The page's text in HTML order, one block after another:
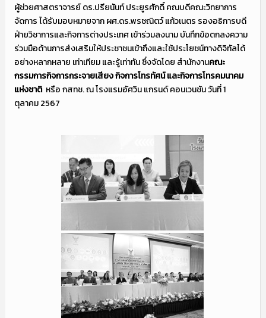
ผู้ช่วยศาสตราจารย์ ดร.ปรียนันท์ ประยูรศักดิ์ คณบดีคณะวิทยาการ
จัดการ ได้รับมอบหมายจาก ผศ.ดร.พรชณิตว์ แก้วเนตร รองอธิการบดี
ฝ่ายวิชาการและกิจการต่างประเทศ เข้าร่วมลงนาม บันทึกข้อตกลงความ
ร่วมมือด้านการส่งเสริมให้ประชาชนเข้าถึงและใช้ประโยชน์ทางดิจิทัลได้
อย่างหลากหลาย เท่าเทียม และรู้เท่าทัน ซึ่งจัดโดย สำนักงานคณะ
กรรมการกิจการกระจายเสียง กิจการโทรทัศน์ และกิจการโทรคมนาคม
แห่งชาติ หรือ กสทช. ณ โรงแรมอัศวิน แกรนด์ คอนเวนชัน วันที่ 1
ตุลาคม 2567